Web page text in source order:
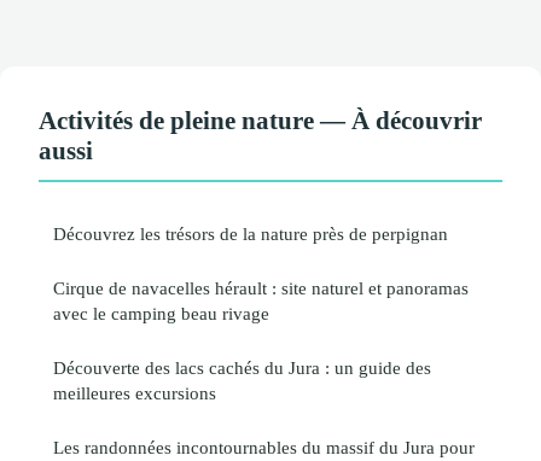
Activités de pleine nature — À découvrir
aussi
Découvrez les trésors de la nature près de perpignan
Cirque de navacelles hérault : site naturel et panoramas
avec le camping beau rivage
Découverte des lacs cachés du Jura : un guide des
meilleures excursions
Les randonnées incontournables du massif du Jura pour